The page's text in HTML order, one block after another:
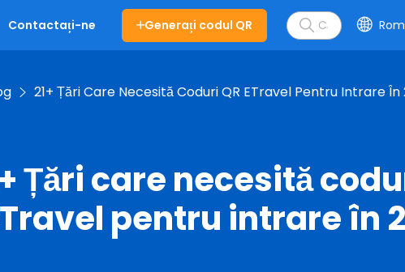
Contactați-ne Generați codul QR
21+ Țări Care Necesită Coduri QR ETravel Pentru Intrare În
Țări care necesită
pentru intrare în